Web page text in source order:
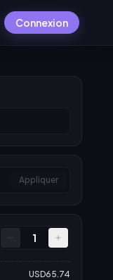
Connexion
Appliquer
1
USD65.74